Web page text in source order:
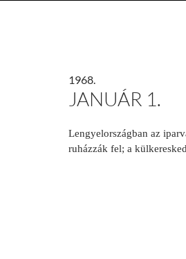
1968.
JANUÁR 1.
Lengyelországban az
ruházzák fel; a